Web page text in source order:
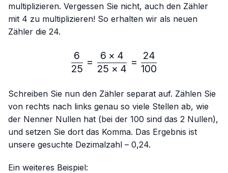
multiplizieren. Vergessen Sie nicht, auch den Zähler
mit 4 zu multiplizieren! So erhalten wir als neuen
Zähler die 24.
\frac{6}{25}=\frac{6 ×
25
6
=
25 × 4
6 × 4
=
100
24
Schreiben Sie nun den Zähler separat auf. Zählen Sie
von rechts nach links genau so viele Stellen ab, wie
der Nenner Nullen hat (bei der 100 sind das 2 Nullen),
und setzen Sie dort das Komma. Das Ergebnis ist
unsere gesuchte Dezimalzahl – 0,24.
Ein weiteres Beispiel: